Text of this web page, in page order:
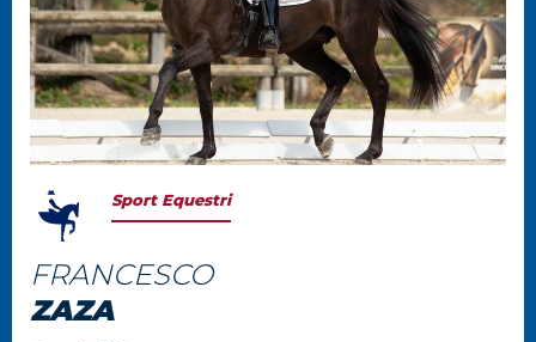
Sport Equestri
FRANCESCO
ZAZA